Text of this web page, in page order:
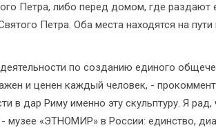
Петра, либо перед домом, где раздают
Петра. Оба места находятся на пути
по созданию единого
и ценен каждый человек, -
в дар Риму именно эту скульптуру. Я рад,
«ЭТНОМИР» в России: единство,